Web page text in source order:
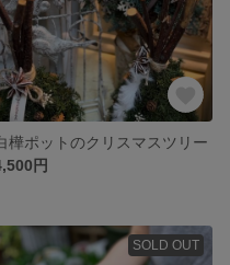
樺ポットのクリスマスツリー
円
SOLD OUT